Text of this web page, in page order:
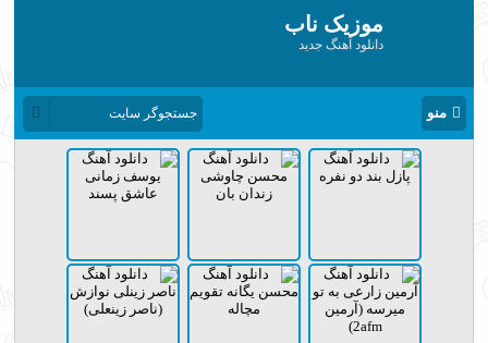
موزیک ناب
دانلود آهنگ جدید
منو